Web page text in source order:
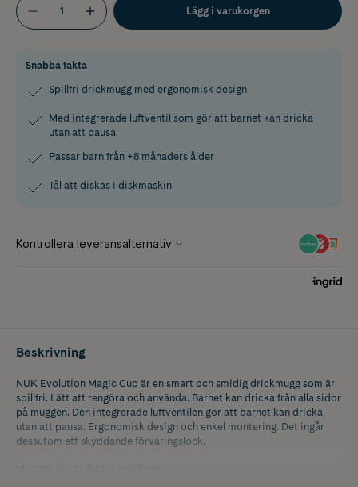
Lägg i varukorgen
Snabba fakta
Spillfri drickmugg med ergonomisk design
Med integrerade luftventil som gör att barnet kan dricka
utan att pausa
Passar barn från +8 månaders ålder
Tål att diskas i diskmaskin
Beskrivning
NUK Evolution Magic Cup är en smart och smidig drickmugg som är
spillfri. Lätt att rengöra och använda. Barnet kan dricka från alla sidor
på muggen. Den integrerade luftventilen gör att barnet kan dricka
utan att pausa. Ergonomisk design och enkel montering. Det ingår
dessutom ett skyddande förvaringslock.